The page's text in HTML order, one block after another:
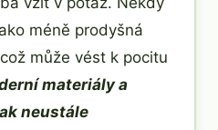
méně prodyšná
může vést k pocitu
materiály a
neustále